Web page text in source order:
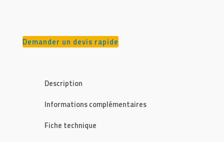
Demander un devis rapide
Description
Informations complémentaires
Fiche technique